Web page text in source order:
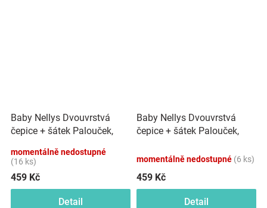
Baby Nellys Dvouvrstvá
čepice + šátek Palouček,
momentálně nedostupné
(16 ks)
459 Kč
Detail
Baby Nellys Dvouvrstvá
čepice + šátek Palouček,
momentálně nedostupné (6 ks)
459 Kč
Detail